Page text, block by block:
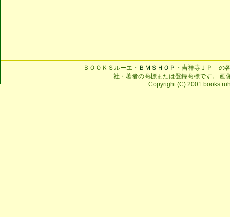
ＢＯＯＫＳルーエ・ ＢＭＳＨＯＰ ・吉祥寺ＪＰ の
社・著者の商標または登録商標です。 画
Copyright (C) 2001 books